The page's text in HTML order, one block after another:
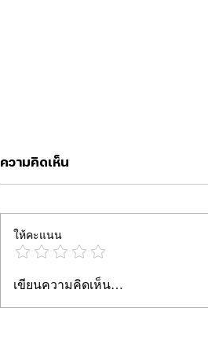
ระบบ Meta AI คืออะไร? ใช้
งานกันอย่างไร?
ความคิดเห็น
ให้คะแนน
เขียนความคิดเห็น…